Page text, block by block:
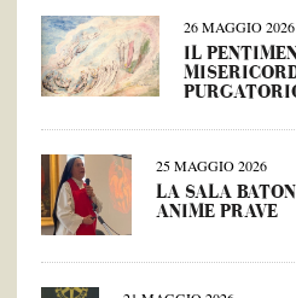
26 MAGGIO 2026
IL
25 MAGGIO 2026
LA SALA
ANIME PRAVE